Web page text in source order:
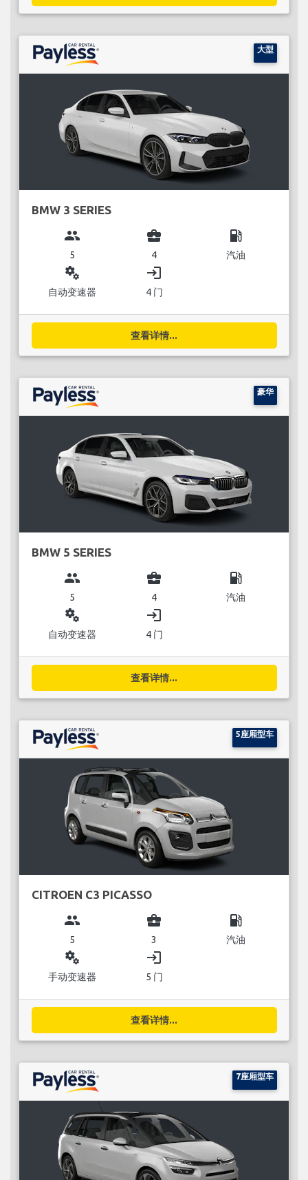
大型
BMW 3 SERIES
group
5
business_center
4
local_gas_station
汽油
miscellaneous_services
自动变速器
login
4 门
查看详情...
豪华
BMW 5 SERIES
group
5
business_center
4
local_gas_station
汽油
miscellaneous_services
自动变速器
login
4 门
查看详情...
5座厢型车
CITROEN C3 PICASSO
group
5
business_center
3
local_gas_station
汽油
miscellaneous_services
手动变速器
login
5 门
查看详情...
7座厢型车